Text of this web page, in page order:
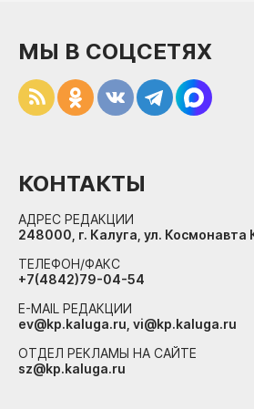
МЫ В СОЦСЕТЯХ
КОНТАКТЫ
АДРЕС РЕДАКЦИИ
248000, г. Калуга, ул. Космонавта
ТЕЛЕФОН/ФАКС
+7(4842)79-04-54
E-MAIL РЕДАКЦИИ
ev@kp.kaluga.ru, vi@kp.kaluga.ru
ОТДЕЛ РЕКЛАМЫ НА САЙТЕ
sz@kp.kaluga.ru